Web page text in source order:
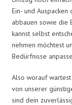
Ein- und
abbauen sowie die
kannst selbst
nehmen möchtest
Bedürfnisse
Also worauf
von unserer
sind dein